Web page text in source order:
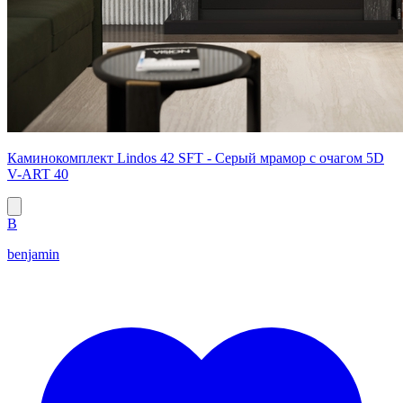
Каминокомплект Lindos 42 SFT - Серый мрамор с очагом 5D
V-ART 40
B
benjamin